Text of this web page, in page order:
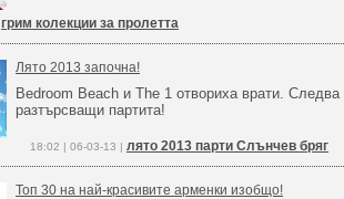
грим колекции за пролетта
Лято 2013 започна!
Bedroom Beach и The 1 отвориха врати.
разтърсващи партита!
18:02 | 06-03-13 | лято 2013 парти Слънчев бряг
Топ 30 на най-красивите арменки изобщо!